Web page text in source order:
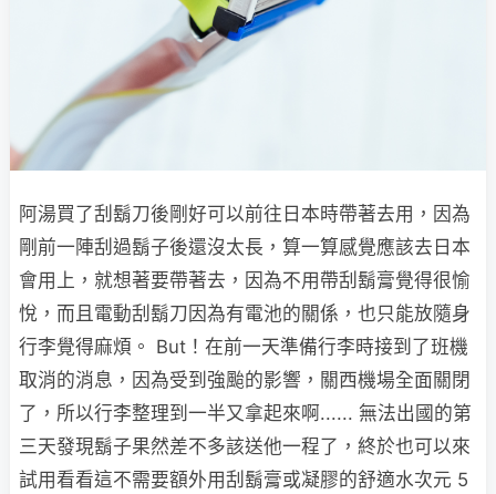
阿湯買了刮鬍刀後剛好可以前往日本時帶著去用，因為
剛前一陣刮過鬍子後還沒太長，算一算感覺應該去日本
會用上，就想著要帶著去，因為不用帶刮鬍膏覺得很愉
悅，而且電動刮鬍刀因為有電池的關係，也只能放隨身
行李覺得麻煩。 But！在前一天準備行李時接到了班機
取消的消息，因為受到強颱的影響，關西機場全面關閉
了，所以行李整理到一半又拿起來啊...... 無法出國的第
三天發現鬍子果然差不多該送他一程了，終於也可以來
試用看看這不需要額外用刮鬍膏或凝膠的舒適水次元 5